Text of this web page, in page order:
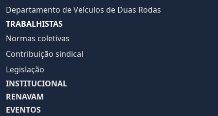
Departamento de Veículos de Duas Rodas
TRABALHISTAS
Normas coletivas
Contribuição sindical
Legislação
INSTITUCIONAL
RENAVAM
EVENTOS